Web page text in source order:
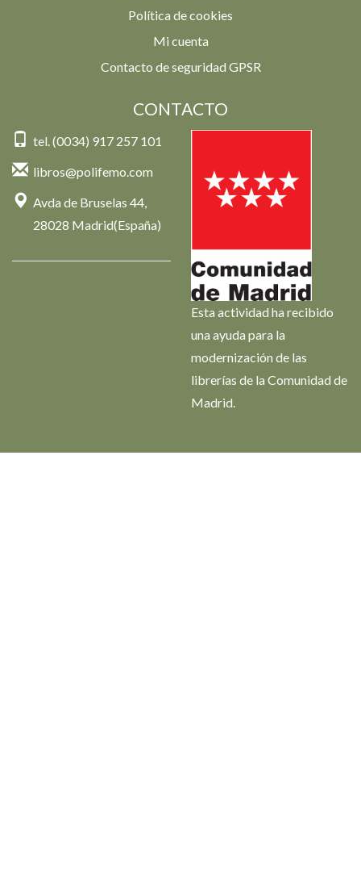
Política de cookies
Mi cuenta
Contacto de seguridad GPSR
CONTACTO
tel. (0034) 917 257 101
libros@polifemo.com
Avda de Bruselas 44,
28028 Madrid(España)
Esta actividad ha recibido
una ayuda para la
modernización de las
librerías de la Comunidad de
Madrid.